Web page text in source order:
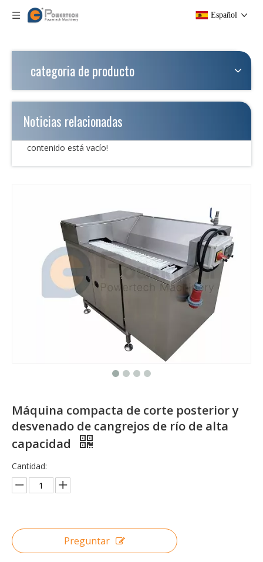
Español
categoria de producto
Noticias relacionadas
contenido está vacío!
Máquina compacta de corte posterior y
desvenado de cangrejos de río de alta
capacidad
Cantidad:
Preguntar